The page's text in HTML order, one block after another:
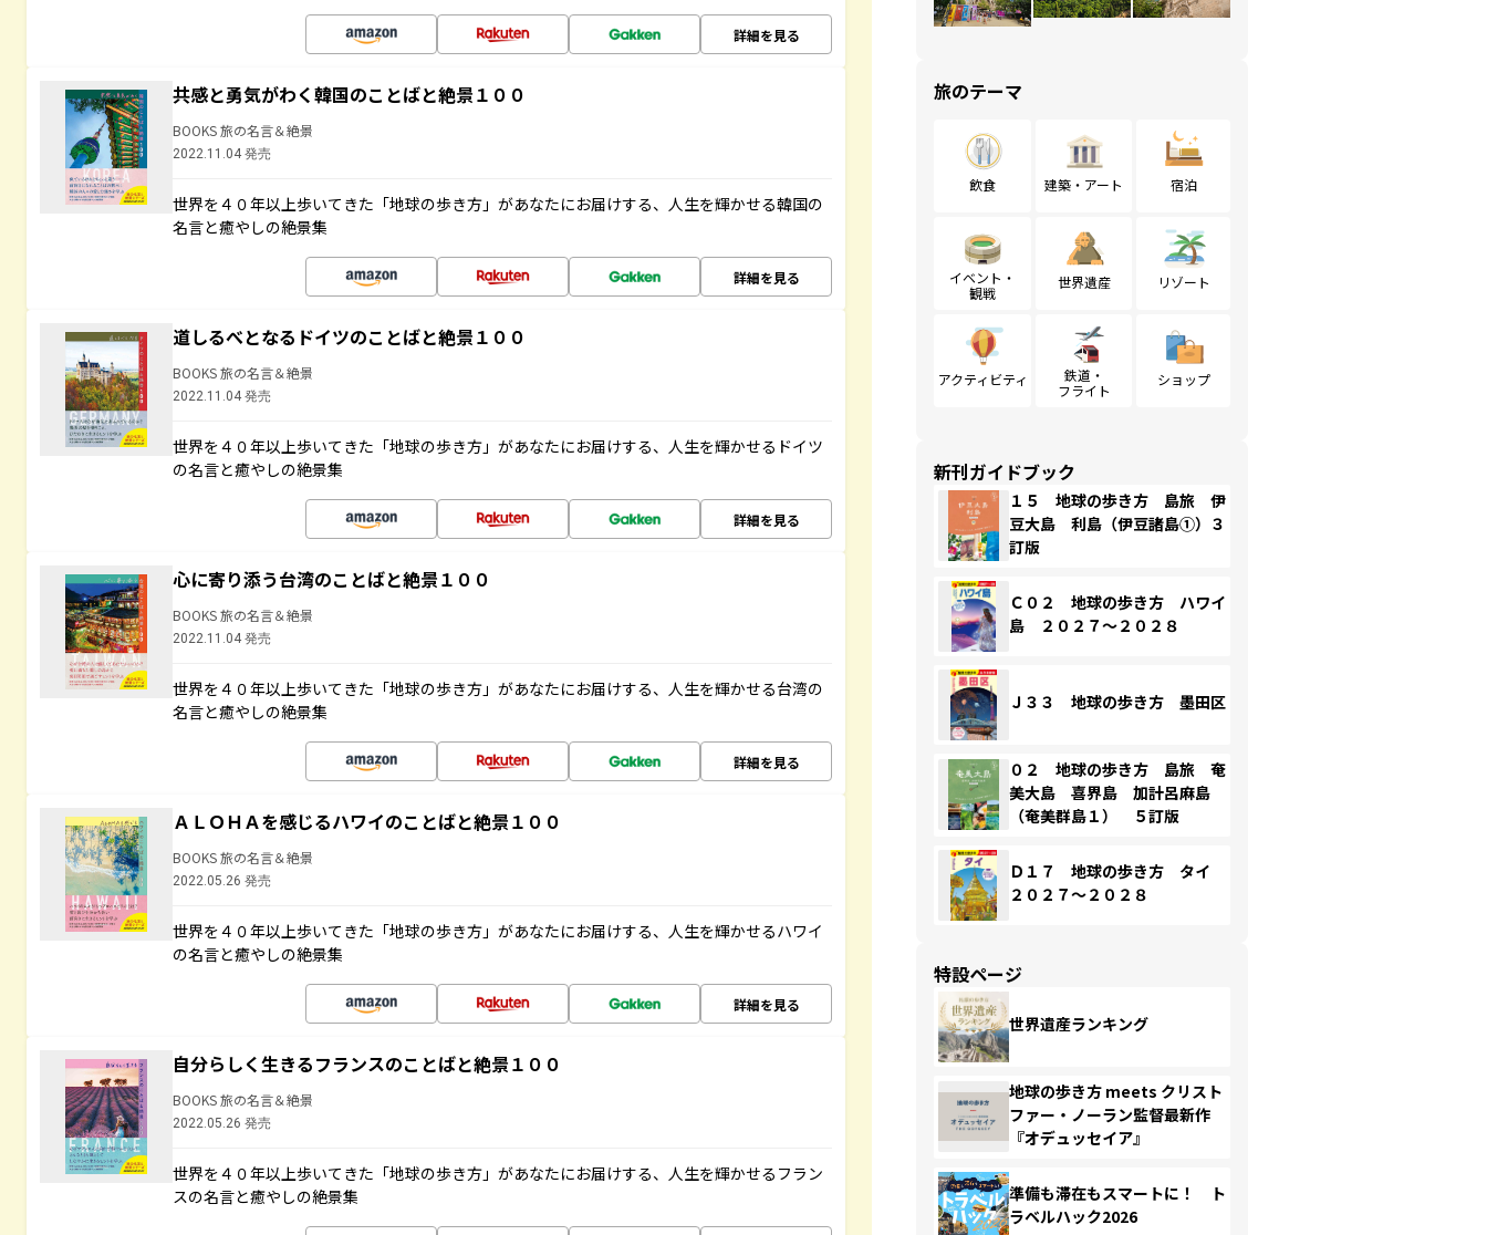
詳細を見る
共感と勇気がわく韓国のことばと絶景１００
BOOKS 旅の名言＆絶景
2022.11.04 発売
世界を４０年以上歩いてきた「地球の歩き方」があなたにお届けする、人生を輝かせる韓国の
名言と癒やしの絶景集
詳細を見る
道しるべとなるドイツのことばと絶景１００
BOOKS 旅の名言＆絶景
2022.11.04 発売
世界を４０年以上歩いてきた「地球の歩き方」があなたにお届けする、人生を輝かせるドイツ
の名言と癒やしの絶景集
詳細を見る
心に寄り添う台湾のことばと絶景１００
BOOKS 旅の名言＆絶景
2022.11.04 発売
世界を４０年以上歩いてきた「地球の歩き方」があなたにお届けする、人生を輝かせる台湾の
名言と癒やしの絶景集
詳細を見る
ＡＬＯＨＡを感じるハワイのことばと絶景１００
BOOKS 旅の名言＆絶景
2022.05.26 発売
世界を４０年以上歩いてきた「地球の歩き方」があなたにお届けする、人生を輝かせるハワイ
の名言と癒やしの絶景集
詳細を見る
自分らしく生きるフランスのことばと絶景１００
BOOKS 旅の名言＆絶景
2022.05.26 発売
世界を４０年以上歩いてきた「地球の歩き方」があなたにお届けする、人生を輝かせるフラン
スの名言と癒やしの絶景集
旅のテーマ
飲食 建築・アート 宿泊
イベント・
観戦
世界遺産 リゾート
アクティビティ
鉄道・
フライト
ショップ
新刊ガイドブック
１５ 地球の歩き方 島旅 伊
豆大島 利島（伊豆諸島①）３
訂版
Ｃ０２ 地球の歩き方 ハワイ
島 ２０２７～２０２８
Ｊ３３ 地球の歩き方 墨田区
０２ 地球の歩き方 島旅 奄
美大島 喜界島 加計呂麻島
（奄美群島１） ５訂版
Ｄ１７ 地球の歩き方 タイ
２０２７～２０２８
特設ページ
世界遺産ランキング
地球の歩き方 meets クリスト
ファー・ノーラン監督最新作
『オデュッセイア』
準備も滞在もスマートに！ ト
ラベルハック2026